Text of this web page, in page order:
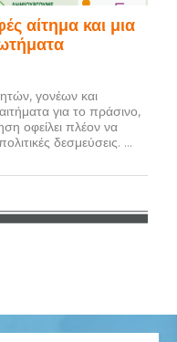
αίτημα και μια
γονέων και
για το πράσινο,
οφείλει πλέον να
δεσμεύσεις. ...